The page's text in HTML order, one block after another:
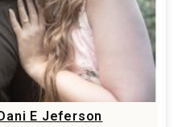
E Jeferson